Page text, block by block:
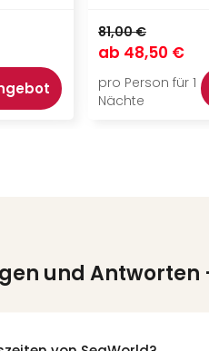
81,00 €
ab 48,50 €
pro Person für 1
Nächte
und Antworten